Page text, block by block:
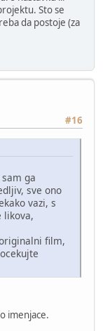
Sto se
da postoje (za
#16
ga
sve ono
vazi, s
likova,
film,
imenjace.